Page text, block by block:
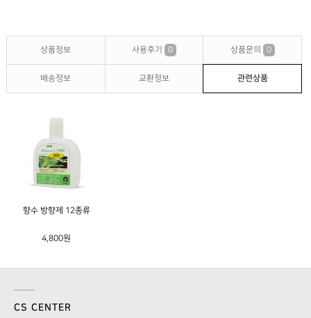
상품정보 사용후기 0 상품문의 0
배송정보 교환정보 관련상품
향수 방향제 12종류
4,800원
CS CENTER